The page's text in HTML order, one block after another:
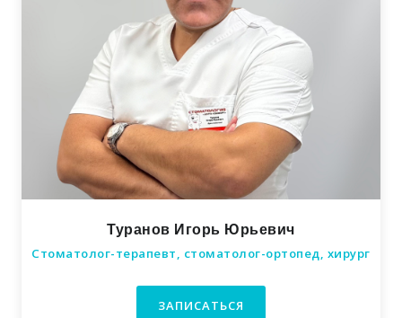
Туранов Игорь Юрьевич
Стоматолог-терапевт, стоматолог-ортопед, хирург
ЗАПИСАТЬСЯ